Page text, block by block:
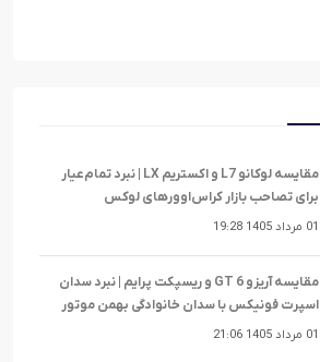
مقایسه لوکانو L7 و اکستریم LX | نبرد تمام‌عیار
برای تصاحب بازار کراس‌اوورهای لوکس
01 مرداد 1405 19:28
مقایسه آریزو 6 GT و ریسپکت پرایم | نبرد سدان
اسپرت فونیکس با سدان خانوادگی بهمن موتور
01 مرداد 1405 21:06